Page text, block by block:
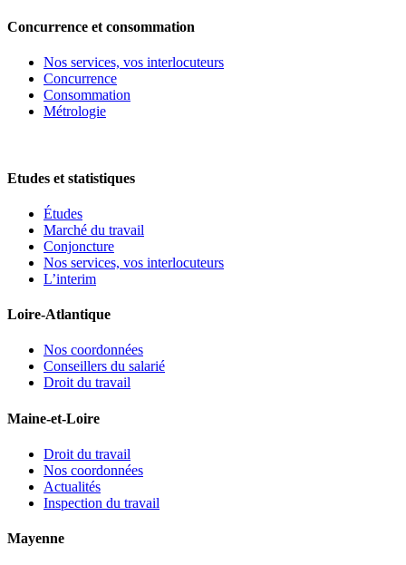
Concurrence et consommation
Nos services, vos interlocuteurs
Concurrence
Consommation
Métrologie
Etudes et statistiques
Études
Marché du travail
Conjoncture
Nos services, vos interlocuteurs
L’interim
Loire-Atlantique
Nos coordonnées
Conseillers du salarié
Droit du travail
Maine-et-Loire
Droit du travail
Nos coordonnées
Actualités
Inspection du travail
Mayenne